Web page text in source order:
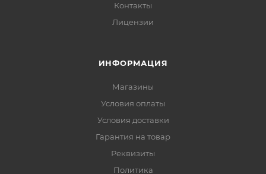
Контакты
Лицензии
ИНФОРМАЦИЯ
Магазины
Условия оплаты
Условия доставки
Гарантия на товар
Реквизиты
Политика